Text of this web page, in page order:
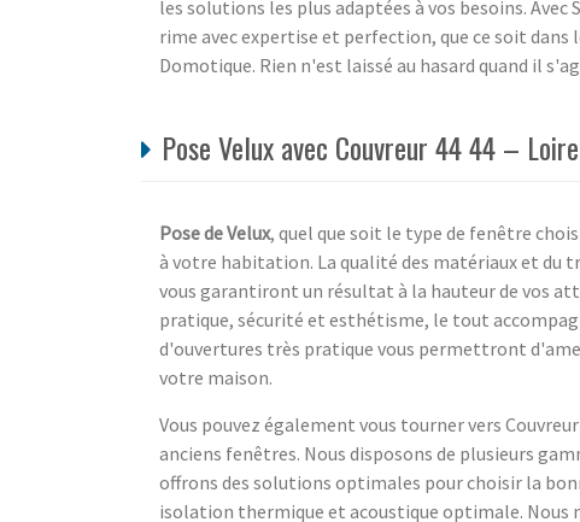
les solutions les plus adaptées à vos besoins. Avec
rime avec expertise et perfection, que ce soit dans
Domotique. Rien n'est laissé au hasard quand il
Pose Velux avec Couvreur 44 44 –
Pose de Velux, quel que soit le type de fenêtre
à votre habitation. La qualité des matériaux et du
vous garantiront un résultat à la hauteur de vos
pratique, sécurité et esthétisme, le tout
d'ouvertures très pratique vous permettront
votre maison.
Vous pouvez également vous tourner vers
anciens fenêtres. Nous disposons de plusieurs
offrons des solutions optimales pour choisir la
isolation thermique et acoustique optimale. Nous